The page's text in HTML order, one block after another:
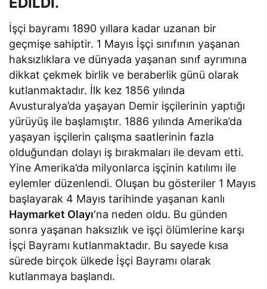
İşçi bayramı 1890 yıllara kadar uzanan bir
geçmişe sahiptir. 1 Mayıs İşçi sınıfının yaşanan
haksızlıklara ve dünyada yaşanan sınıf ayrımına
dikkat çekmek birlik ve beraberlik günü olarak
kutlanmaktadır. İlk kez 1856 yılında
Avusturalya’da yaşayan Demir işçilerinin yaptığı
yürüyüş ile başlamıştır. 1886 yılında Amerika’da
yaşayan işçilerin çalışma saatlerinin fazla
olduğundan dolayı iş bırakmaları ile devam etti.
Yine Amerika’da milyonlarca işçinin katılımı ile
eylemler düzenlendi. Oluşan bu gösteriler 1 Mayıs
başlayarak 4 Mayıs tarihinde yaşanan kanlı
Haymarket Olayı‘na neden oldu. Bu günden
sonra yaşanan haksızlık ve işçi ölümlerine karşı
İşçi Bayramı kutlanmaktadır. Bu sayede kısa
sürede birçok ülkede İşçi Bayramı olarak
kutlanmaya başlandı.